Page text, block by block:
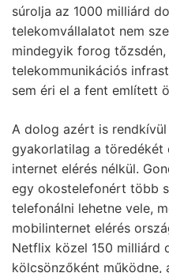
súrolja az 1000 milliárd
telekomvállalatot nem
mindegyik forog
telekommunikációs
sem éri el a fent említett
A dolog azért is
gyakorlatilag a töredékét
internet elérés nélkül.
egy okostelefonért több
telefonálni lehetne vele,
mobilinternet elérés
Netflix közel 150 milliárd
kölcsönzőként működne,